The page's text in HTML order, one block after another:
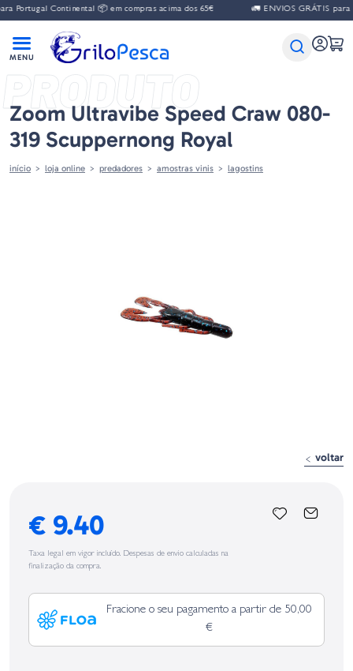
Continental 📦 em compras acima dos 65€ 🚛 ENVIOS GRÁTIS para
PRODUTO
Zoom Ultravibe Speed Craw 080-
319 Scuppernong Royal
início loja online predadores amostras vinis lagostins
voltar
€ 9.40
Taxa legal em vigor incluído. Despesas de envio calculadas na
finalização da compra.
Fracione o seu pagamento a partir de 50,00
€